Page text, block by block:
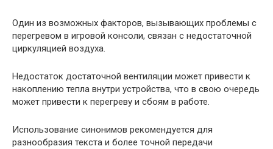
Один из возможных факторов, вызывающих проблемы с
перегревом в игровой консоли, связан с недостаточной
циркуляцией воздуха.
Недостаток достаточной вентиляции может привести к
накоплению тепла внутри устройства, что в свою очередь
может привести к перегреву и сбоям в работе.
Использование синонимов рекомендуется для
разнообразия текста и более точной передачи